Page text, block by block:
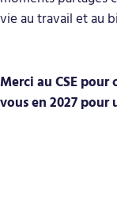
vie au travail et au
Merci au CSE
vous en 2027